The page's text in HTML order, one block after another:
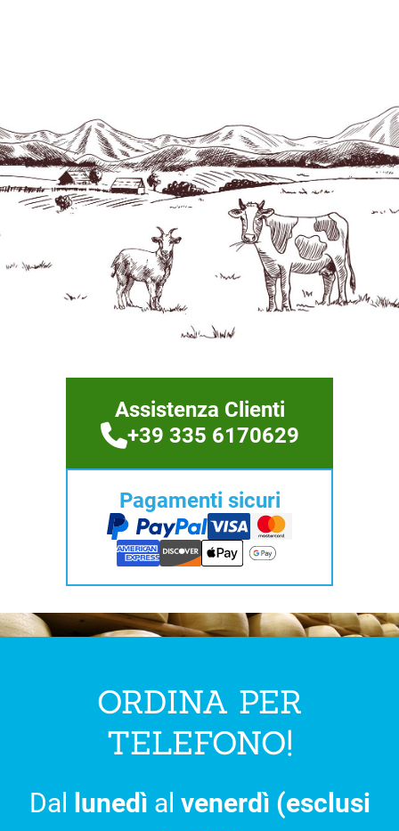
Assistenza Clienti
+39 335 6170629
Pagamenti sicuri
ORDINA PER
TELEFONO!
Dal lunedì al venerdì (esclusi